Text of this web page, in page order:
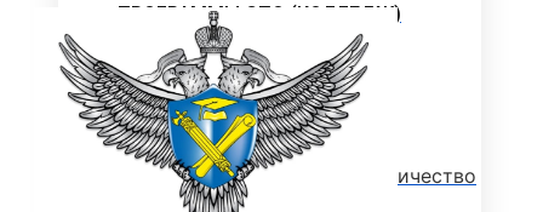
ПРОГРАММЫ СПО (КОЛЛЕДЖ)
Стоимость обучения
Информация для абитуриентов
Перечень специальностей (количество
мест для приема)